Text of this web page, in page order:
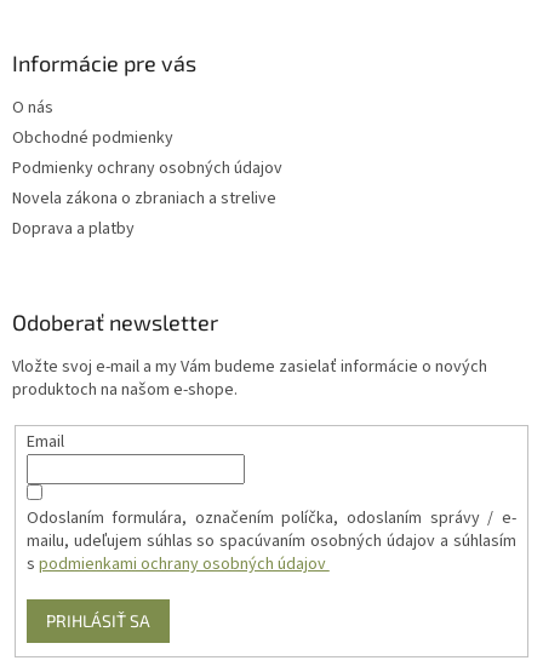
Informácie pre vás
O nás
Obchodné podmienky
Podmienky ochrany osobných údajov
Novela zákona o zbraniach a strelive
Doprava a platby
Odoberať newsletter
Vložte svoj e-mail a my Vám budeme zasielať informácie o nových
produktoch na našom e-shope.
Email
Odoslaním formulára, označením políčka, odoslaním správy / e-
mailu, udeľujem súhlas so spacúvaním osobných údajov a súhlasím
s podmienkami ochrany osobných údajov
PRIHLÁSIŤ SA